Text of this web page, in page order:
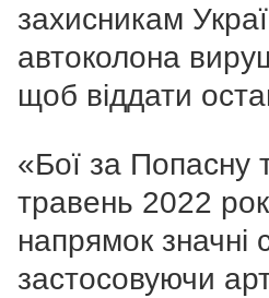
захисникам
автоколона
щоб віддати
«Бої за Попасну
травень 2022
напрямок значні
застосовуючи